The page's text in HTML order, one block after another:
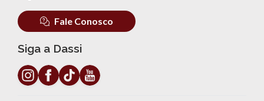
Fale Conosco
Siga a Dassi